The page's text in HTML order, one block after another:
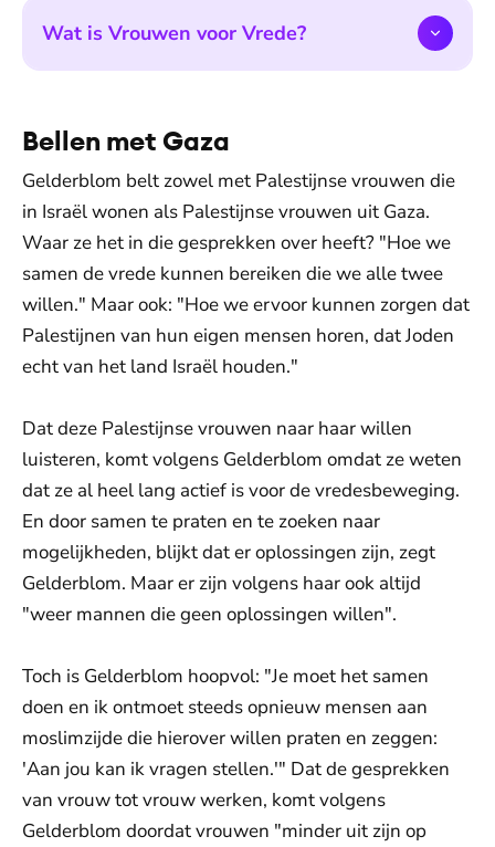
Wat is Vrouwen voor Vrede?
Bellen met Gaza
Gelderblom belt zowel met Palestijnse vrouwen die
in Israël wonen als Palestijnse vrouwen uit Gaza.
Waar ze het in die gesprekken over heeft? "Hoe we
samen de vrede kunnen bereiken die we alle twee
willen." Maar ook: "Hoe we ervoor kunnen zorgen dat
Palestijnen van hun eigen mensen horen, dat Joden
echt van het land Israël houden."
Dat deze Palestijnse vrouwen naar haar willen
luisteren, komt volgens Gelderblom omdat ze weten
dat ze al heel lang actief is voor de vredesbeweging.
En door samen te praten en te zoeken naar
mogelijkheden, blijkt dat er oplossingen zijn, zegt
Gelderblom. Maar er zijn volgens haar ook altijd
"weer mannen die geen oplossingen willen".
Toch is Gelderblom hoopvol: "Je moet het samen
doen en ik ontmoet steeds opnieuw mensen aan
moslimzijde die hierover willen praten en zeggen:
'Aan jou kan ik vragen stellen.'" Dat de gesprekken
van vrouw tot vrouw werken, komt volgens
Gelderblom doordat vrouwen "minder uit zijn op